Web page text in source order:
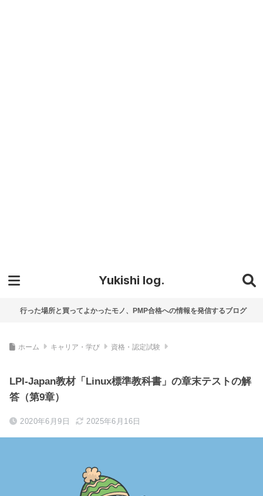
Yukishi log.
行った場所と買ってよかったモノ、PMP合格への情報を発信するブログ
ホーム キャリア・学び 資格・認定試験
LPI-Japan教材「Linux標準教科書」の章末テストの解
答（第9章）
2020年6月9日 2025年6月16日